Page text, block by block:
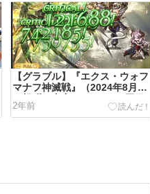
【グラブル】『エクス・ウォフ
マナフ神滅戦』（2024年8月）
の報酬や内容のまとめ。2回目
の開催で『罪咎裁く善神の印
章』の上限解放、新たな六道神
2年前